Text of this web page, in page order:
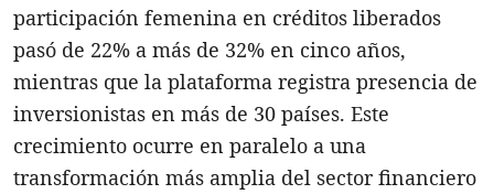
participación femenina en créditos liberados
pasó de 22% a más de 32% en cinco años,
mientras que la plataforma registra presencia de
inversionistas en más de 30 países. Este
crecimiento ocurre en paralelo a una
transformación más amplia del sector financiero